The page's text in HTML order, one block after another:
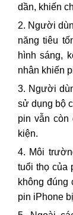
dần, khiến
Người
năng tiêu
hình sáng,
nhân khiến
Người
sử dụng bộ
pin vẫn còn
kiện.
Môi
tuổi thọ của
không đúng
pin iPhone